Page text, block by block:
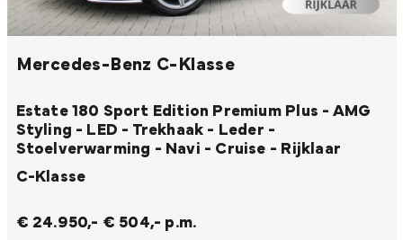
Mercedes-Benz C-Klasse
Estate 180 Sport Edition Premium Plus - AMG
Styling - LED - Trekhaak - Leder -
Stoelverwarming - Navi - Cruise - Rijklaar
C-Klasse
€ 24.950,- € 504,- p.m.